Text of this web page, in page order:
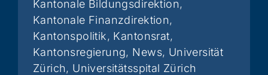
Kantonale Bildungsdirektion,
Kantonale Finanzdirektion,
Kantonspolitik, Kantonsrat,
Kantonsregierung, News, Universität
Zürich, Universitätsspital Zürich